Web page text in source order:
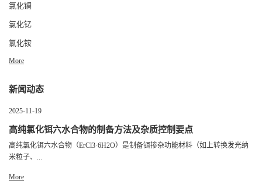
氯化镧
氯化钇
氯化铵
More
新闻动态
2025-11-19
高纯氯化铒六水合物的制备方法及杂质控制要点
高纯氯化铒六水合物（ErCl3·6H2O）是制备铒掺杂功能材料（如上转换发光纳
米粒子、...
More